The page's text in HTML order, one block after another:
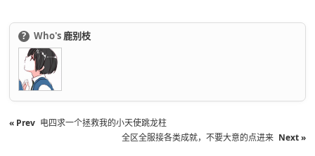
? Who's 鹿别枝
« Prev 电四求一个拯救我的小天使跳龙柱
全区全服接各类成就，不要大意的点进来 Next »